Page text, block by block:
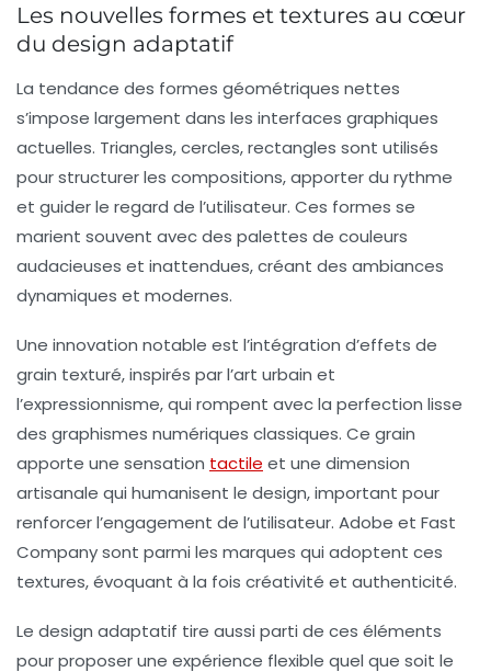
Les nouvelles formes et textures au cœur
du design adaptatif
La tendance des formes géométriques nettes
s’impose largement dans les interfaces graphiques
actuelles. Triangles, cercles, rectangles sont utilisés
pour structurer les compositions, apporter du rythme
et guider le regard de l’utilisateur. Ces formes se
marient souvent avec des palettes de couleurs
audacieuses et inattendues, créant des ambiances
dynamiques et modernes.
Une innovation notable est l’intégration d’effets de
grain texturé, inspirés par l’art urbain et
l’expressionnisme, qui rompent avec la perfection lisse
des graphismes numériques classiques. Ce grain
apporte une sensation tactile et une dimension
artisanale qui humanisent le design, important pour
renforcer l’engagement de l’utilisateur. Adobe et Fast
Company sont parmi les marques qui adoptent ces
textures, évoquant à la fois créativité et authenticité.
Le design adaptatif tire aussi parti de ces éléments
pour proposer une expérience flexible quel que soit le